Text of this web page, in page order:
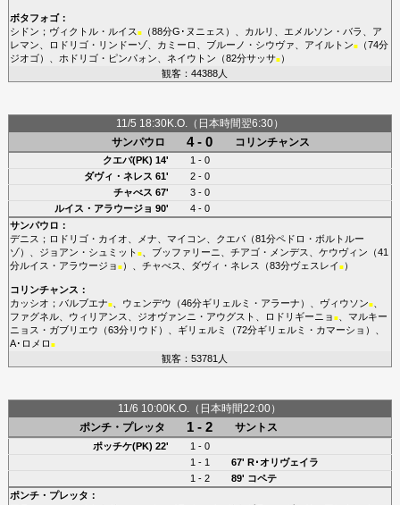
ボタフォゴ：
シドン ； ヴィクトル・ルイス ■（88分G･ヌニェス ）、 カルリ エメルソン・バラ
ア
レマン
ロドリゴ・リンドーゾ、 カミーロ ブルーノ・シウヴァ アイルトン■（74分
ジオゴ）、 ホドリゴ・ピンパォン ネイウトン （82分サッサ■）
観客：44388人
11/5 18:30K.O.（日本時間翌6:30）
サンパウロ
4 - 0 コリンチャンス
クエバ(PK) 14'
1 - 0
ダヴィ・ネレス 61'
2 - 0
チャべス 67'
3 - 0
ルイス・アラウージョ 90'
4 - 0
サンパウロ ：
デニス ； ロドリゴ・カイオ メナ マイコン クエバ（81分ペドロ・ボルトルー
ゾ）、 ジョアン・シュミット ■、 ブッファリーニ チアゴ・メンデス ケウヴィン （41
分ルイス・アラウージョ ■）、 チャべス ダヴィ・ネレス （83分ヴェスレイ ■）
コリンチャンス ：
カッシオ ； バルブエナ■、 ウェンデウ （46分ギリェルミ・アラーナ ）、 ヴィウソン■、
ファグネル、 ウィリアンス ジオヴァンニ・アウグスト ロドリギーニョ ■、 マルキー
ニョス・ガブリエウ （63分リウド ）、 ギリェルミ （72分ギリェルミ・カマーショ ）、
A･ロメロ ■
観客：53781人
11/6 10:00K.O.（日本時間22:00）
ポンチ・プレッタ
1 - 2 サントス
ポッチケ(PK) 22'
1 - 0
1 - 1
67' R･オリヴェイラ
1 - 2
89' コペテ
ポンチ・プレッタ ：